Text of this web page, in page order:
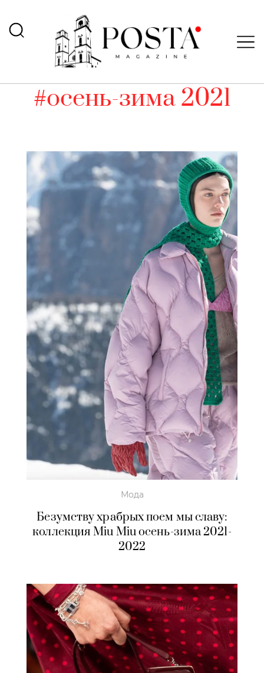
#осень-зима 2021
Мода
Безумству храбрых поем мы славу:
коллекция Miu Miu осень-зима 2021-
2022